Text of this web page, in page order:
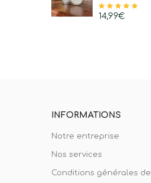
Note4.96sur
14,99€
INFORMATIONS
Notre entreprise
Nos services
Conditions générales de